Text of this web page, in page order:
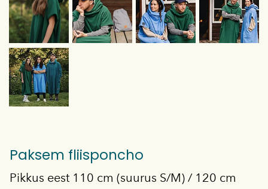
Paksem fliisponcho
Pikkus eest 110 cm (suurus S/M) / 120 cm